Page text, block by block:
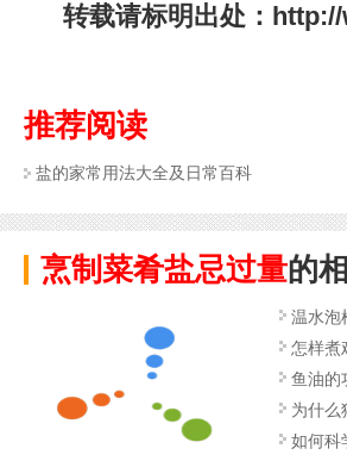
转载请标明出处：
推荐阅读
盐的家常用法大全及日常百科
烹制菜肴盐忌过量的
温水泡
怎样煮
鱼油的
为什么
如何科